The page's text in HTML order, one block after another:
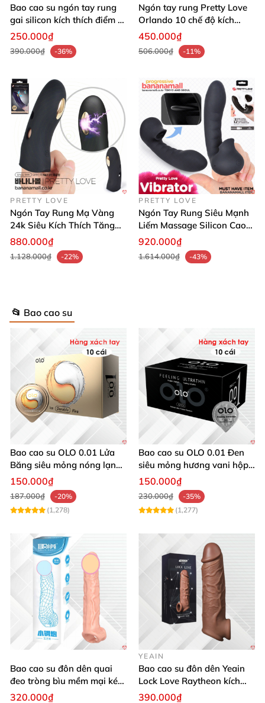
Bao cao su ngón tay rung
gai silicon kích thích điểm G
thăng hoa
250.000₫
390.000₫ -36%
Ngón tay rung Pretty Love
Orlando 10 chế độ kích
thích điểm G
450.000₫
506.000₫ -11%
PRETTY LOVE
Ngón Tay Rung Mạ Vàng
24k Siêu Kích Thích Tăng
Khoái Cảm PrettyLove
880.000₫
1.128.000₫ -22%
PRETTY LOVE
Ngón Tay Rung Siêu Mạnh
Liếm Massage Silicon Cao
Cấp Pretty Love
920.000₫
1.614.000₫ -43%
📂 Bao cao su
Bao cao su OLO 0.01 Lửa
Băng siêu mỏng nóng lạnh
kéo dài thời gian hộp 10
150.000₫
187.000₫
-20%
(1,278)
Bao cao su OLO 0.01 Đen
siêu mỏng hương vani hộp
10 cái chất lượng cao
150.000₫
230.000₫
-35%
(1,277)
Bao cao su đôn dên quai
đeo tròng bìu mềm mại kéo
dài thời gian
320.000₫
YEAIN
Bao cao su đôn dên Yeain
Lock Love Raytheon kích
thước lớn ma sát mạnh
390.000₫